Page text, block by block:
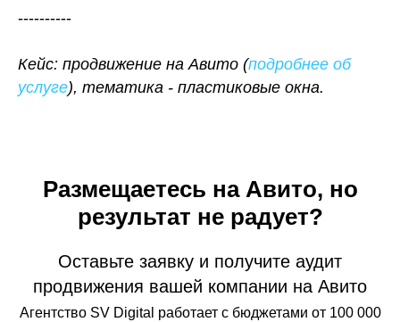
----------
Кейс: продвижение на Авито (подробнее об
услуге), тематика - пластиковые окна.
Размещаетесь на Авито, но
результат не радует?
Оставьте заявку и получите аудит
продвижения вашей компании на Авито
Агентство SV Digital работает с бюджетами от 100 000